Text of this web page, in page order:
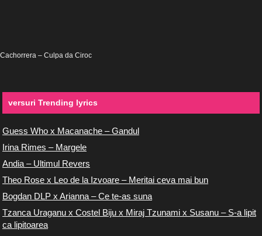
Cachorrera – Culpa da Ciroc
versuri Trending lyrics
Guess Who x Macanache – Gandul
Irina Rimes – Margele
Andia – Ultimul Revers
Theo Rose x Leo de la Izvoare – Meritai ceva mai bun
Bogdan DLP x Arianna – Ce te-as suna
Tzanca Uraganu x Costel Biju x Miraj Tzunami x Susanu – S-a lipit
ca lipitoarea